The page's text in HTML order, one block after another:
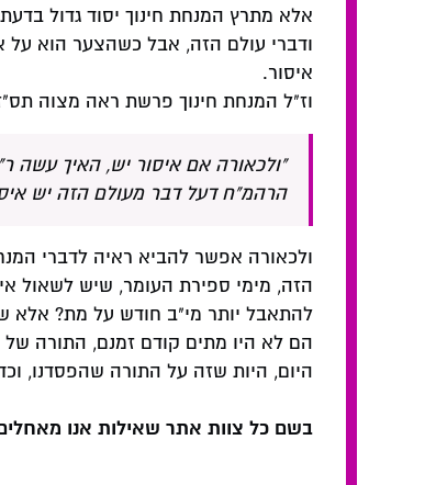
אלא מתרץ המנחת חינוך יסוד גדול
ודברי עולם הזה, אבל כשהצער הוא על
איסור.
וז"ל המנחת חינוך פרשת ראה מצוה
"ולכאורה אם איסור יש, האיך עשה
הרהמ"ח דעל דבר מעולם הזה יש
ולכאורה אפשר להביא ראיה לדברי
הזה, מימי ספירת העומר, שיש לשאול
הם לא היו מתים קודם זמנם, התורה של
היום, היות שזה על התורה שהפסדנו,
בשם כל צוות אתר שאילות אנו